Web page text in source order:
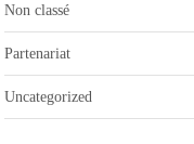
Non classé
Partenariat
Uncategorized